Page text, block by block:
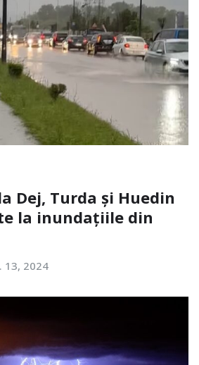
Dej, Turda și Huedin
la inundațiile din
13, 2024